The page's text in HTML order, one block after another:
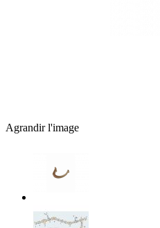
Agrandir l'image